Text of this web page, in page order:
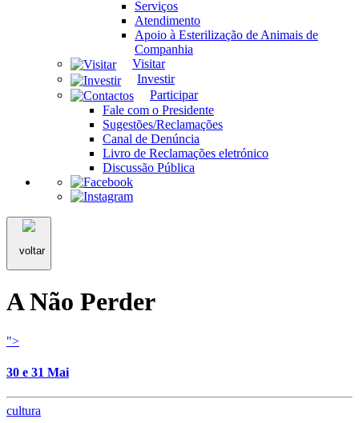
Serviços
Atendimento
Apoio à Esterilização de Animais de
Companhia
Visitar
Investir
Participar
Fale com o Presidente
Sugestões/Reclamações
Canal de Denúncia
Livro de Reclamações eletrónico
Discussão Pública
voltar
A Não Perder
">
30 e 31 Mai
cultura